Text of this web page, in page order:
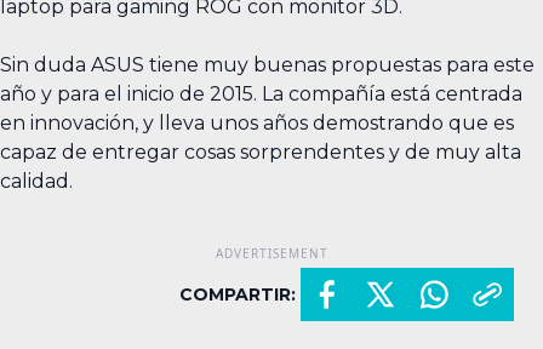
laptop para gaming ROG con monitor 3D.
Sin duda ASUS tiene muy buenas propuestas para este
año y para el inicio de 2015. La compañía está centrada
en innovación, y lleva unos años demostrando que es
capaz de entregar cosas sorprendentes y de muy alta
calidad.
COMPARTIR: